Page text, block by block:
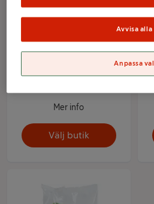
Mer info
Välj butik
Avvisa alla
Anpassa val